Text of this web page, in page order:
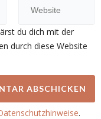
du dich mit der
durch diese Website
.